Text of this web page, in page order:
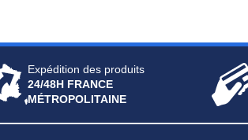
Expédition des produits
24/48H FRANCE
MÉTROPOLITAINE